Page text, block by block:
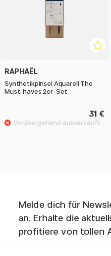
RAPHAËL
Synthetikpinsel Aquarell The
Must-haves 2er-Set
31 €
Melde dich für
an. Erhalte die
profitiere von tollen